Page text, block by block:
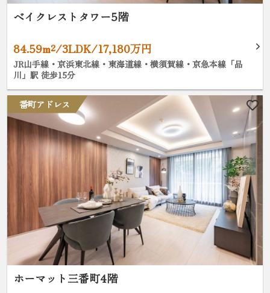
ベイクレストタワー5階
84.59m²/3LDK/17,180万円
JR山手線・京浜東北線・東海道線・横須賀線・京急本線「品
川」駅 徒歩15分
番町アドレス
ホーマット三番町4階